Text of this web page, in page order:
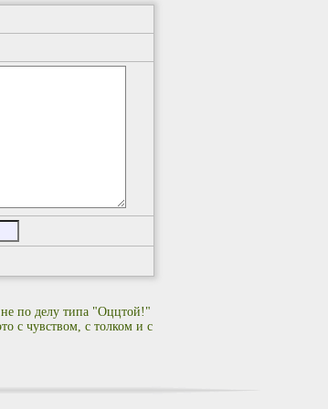
по делу типа "Оццтой!"
с чувством, с толком и с